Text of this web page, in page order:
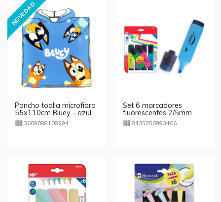
NOVEDAD
Poncho toalla microfibra
55x110cm Bluey - azul
3609088108294
Set 6 marcadores
fluorescentes 2/5mm
8435250993406